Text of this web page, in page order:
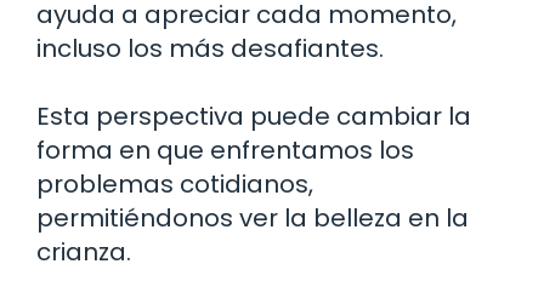
ayuda a apreciar cada momento,
incluso los más desafiantes.
Esta perspectiva puede cambiar la
forma en que enfrentamos los
problemas cotidianos,
permitiéndonos ver la belleza en la
crianza.